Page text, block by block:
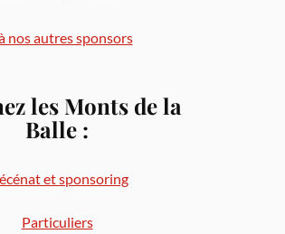
nos autres sponsors
les Monts de la
Balle :
et sponsoring
Particuliers